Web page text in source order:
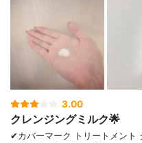
3.00
クレンジングミルク🌟
✔︎カバーマーク トリートメント